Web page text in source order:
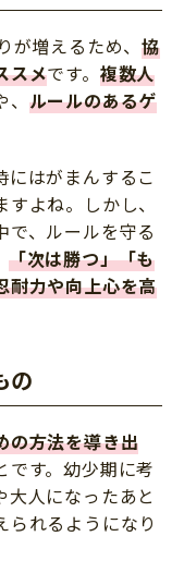
が増えるため、協
スメです。 複数人
、 ルールのあるゲ
はがまんするこ
よね。しかし、
で、ルールを守る
「次は勝つ」「も
耐力や向上心を高
の
の方法を導き出
です。幼少期に考
人になったあと
られるようになり